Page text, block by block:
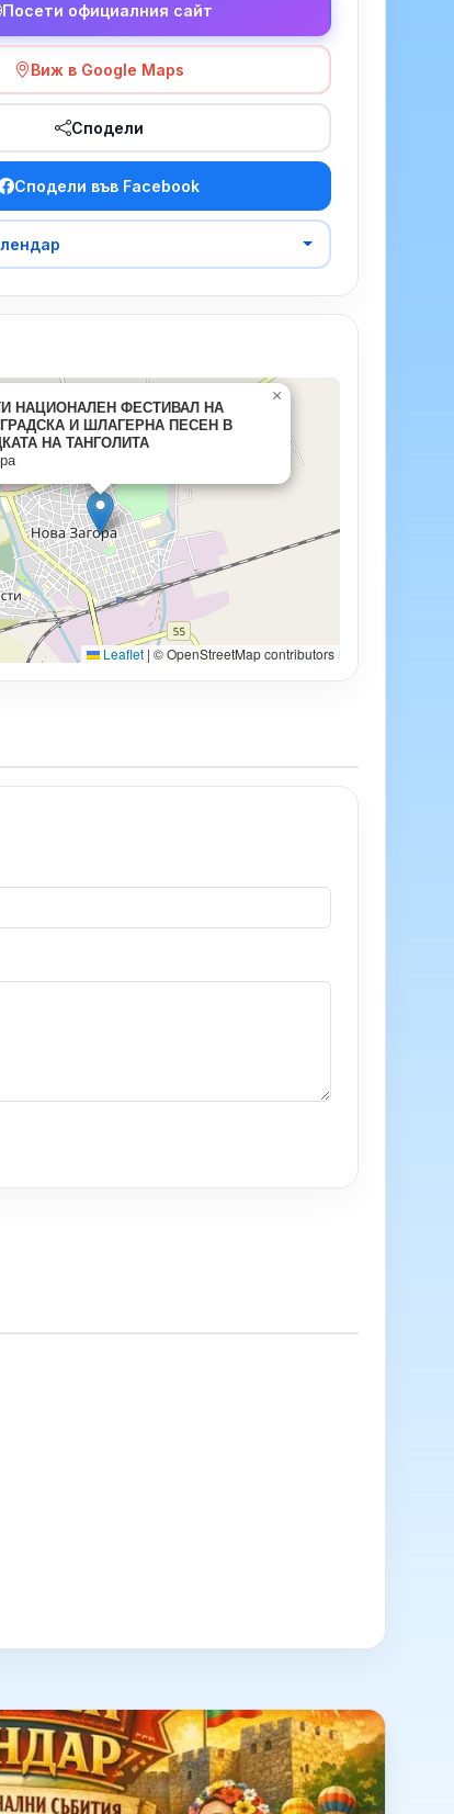
Посети официалния сайт
Виж в Google Maps
Сподели
Сподели във Facebook
НАЦИОНАЛЕН ФЕСТИВАЛ НА
И ШЛАГЕРНА ПЕСЕН В
НА ТАНГОЛИТА
×
Leaflet | © OpenStreetMap contributors